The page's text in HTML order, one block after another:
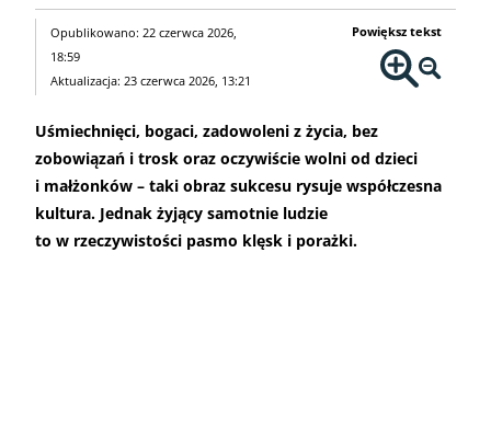
Opublikowano: 22 czerwca 2026,
18:59
Aktualizacja: 23 czerwca 2026, 13:21
Powiększ tekst
Uśmiechnięci, bogaci, zadowoleni z życia, bez
zobowiązań i trosk oraz oczywiście wolni od dzieci
i małżonków – taki obraz sukcesu rysuje współczesna
kultura. Jednak żyjący samotnie ludzie
to w rzeczywistości pasmo klęsk i porażki.